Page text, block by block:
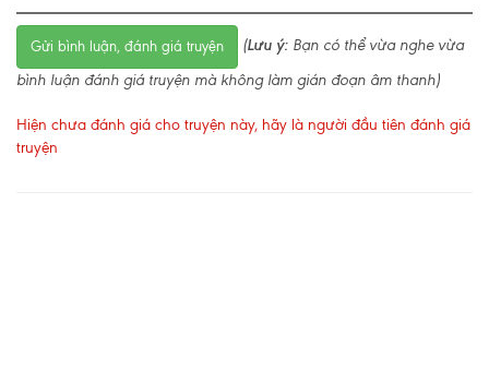
Gửi bình luận, đánh giá truyện (Lưu ý: Bạn có thể vừa nghe vừa
bình luận đánh giá truyện mà không làm gián đoạn âm thanh)
Hiện chưa đánh giá cho truyện này, hãy là người đầu tiên đánh giá
truyện